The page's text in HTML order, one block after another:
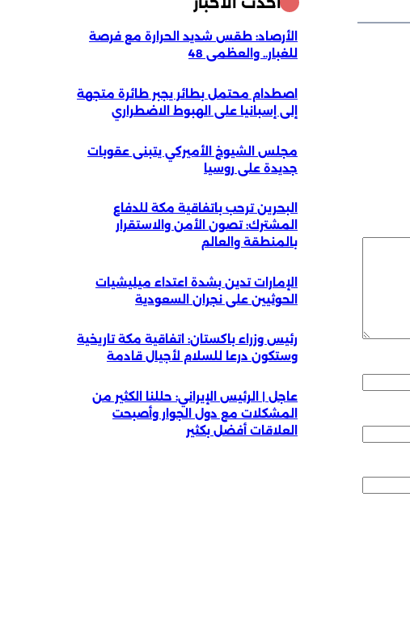
الأرصاد: طقس شديد الحرارة مع فرصة
للغبار.. والعظمى 48
اصطدام محتمل بطائر يجبر طائرة متجهة
إلى إسبانيا على الهبوط الاضطراري
مجلس الشيوخ الأميركي يتبنى عقوبات
جديدة على روسيا
البحرين ترحب باتفاقية مكة للدفاع
المشترك: تصون الأمن والاستقرار
بالمنطقة والعالم
الإمارات تدين بشدة اعتداء ميليشيات
الحوثيين على نجران السعودية
رئيس وزراء باكستان: اتفاقية مكة تاريخية
وستكون درعا للسلام لأجيال قادمة
عاجل | الرئيس الإيراني: حللنا الكثير من
المشكلات مع دول الجوار وأصبحت
العلاقات أفضل بكثير